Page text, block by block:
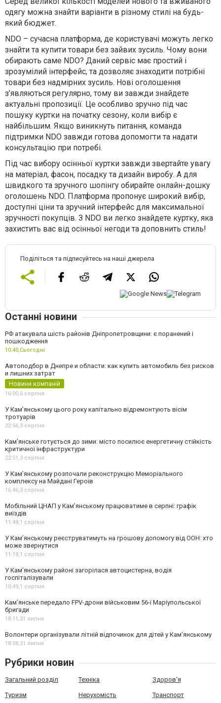
одягу можна знайти варіанти в різному стилі на будь-
який бюджет.
NDO – сучасна платформа, де користувачі можуть легко
знайти та купити товари без зайвих зусиль. Чому вони
обирають саме NDO? Даний сервіс має простий і
зрозумілий інтерфейс, та дозволяє знаходити потрібні
товари без надмірних зусиль. Нові оголошення
з’являються регулярно, тому ви завжди знайдете
актуальні пропозиції. Це особливо зручно під час
пошуку куртки на початку сезону, коли вибір є
найбільшим. Якщо виникнуть питання, команда
підтримки NDO завжди готова допомогти та надати
консультацію при потребі.
Під час вибору осінньої куртки завжди звертайте увагу
на матеріал, фасон, посадку та дизайн виробу. А для
швидкого та зручного шопінгу обирайте онлайн-дошку
оголошень NDO. Платформа пропонує широкий вибір,
доступні ціни та зручний інтерфейс для максимальної
зручності покупців. З NDO ви легко знайдете куртку, яка
захистить вас від осінньої негоди та доповнить стиль!
Поділіться та підписуйтесь на наші джерела
Останні новини
РФ атакувала шість районів Дніпропетровщини: є поранений і
пошкодження
10:40,Сьогодні
Автоподбор в Днепре и области: как купить автомобиль без рисков
и лишних затрат
Новини компаній
16:00,6 серпня
У Кам’янському цього року капітально відремонтують вісім
тротуарів
22:56,3 серпня
Кам’янське готується до зими: місто посилює енергетичну стійкість
критичної інфраструктури
22:51,3 серпня
У Кам’янському розпочали реконструкцію Меморіального
комплексу на Майдані Героїв
16:46,3 серпня
Мобільний ЦНАП у Кам’янському працюватиме в серпні: графік
виїздів
11:48,1 серпня
У Кам’янському реєструватимуть на грошову допомогу від ООН: хто
може звернутися
11:18,1 серпня
У Кам’янському районі загорілася автоцистерна, водія
госпіталізували
10:49,1 серпня
Кам’янське передало FPV-дрони військовим 56-ї Маріупольської
бригади
18:11,31 липня
Волонтери організували літній відпочинок для дітей у Кам’янському
18:08,31 липня
Рубрики новин
Загальний розділ Техніка Здоров'я
Туризм Нерухомість Транспорт